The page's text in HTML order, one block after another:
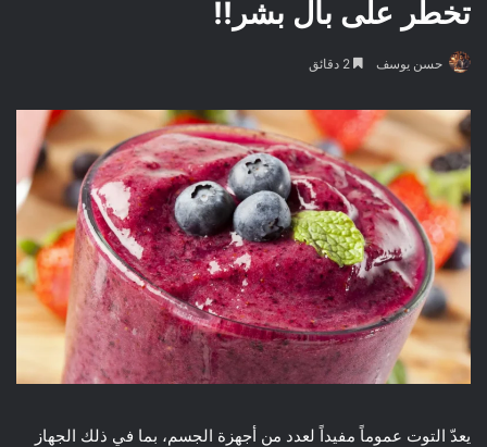
تخطر على بال بشر!!
حسن يوسف
يعدّ التوت عموماً مفيداً لعدد من أجهزة الجسم، بما في ذلك الجهاز